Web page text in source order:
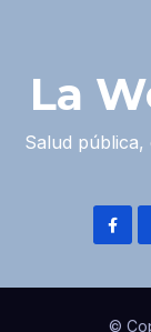
La
Salud
©